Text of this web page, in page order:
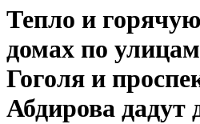
Тепло и
домах по
Гоголя и
Абдирова дадут